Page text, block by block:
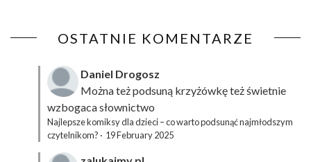
OSTATNIE KOMENTARZE
Daniel Drogosz
Można też podsuną krzyżówkęteż świetnie
wzbogaca słownictwo
Najlepsze komiksy dla dzieci – co warto podsunąć najmłodszym
czytelnikom? · 19 February 2025